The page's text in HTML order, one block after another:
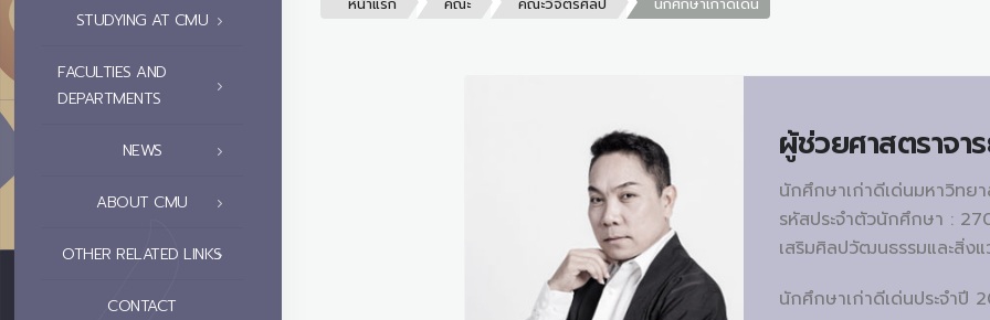
STUDYING AT CMU
FACULTIES AND
DEPARTMENTS
NEWS
ABOUT CMU
OTHER RELATED LINKS
CONTACT
ผู้ช่วยศาสตราจา
นักศึกษาเก่าดีเด่นมหาวิทย
รหัสประจำตัวนักศึกษา :
เสริมศิลปวัฒนธรรมและสิ่ง
นักศึกษาเก่าดีเด่นประจำปี